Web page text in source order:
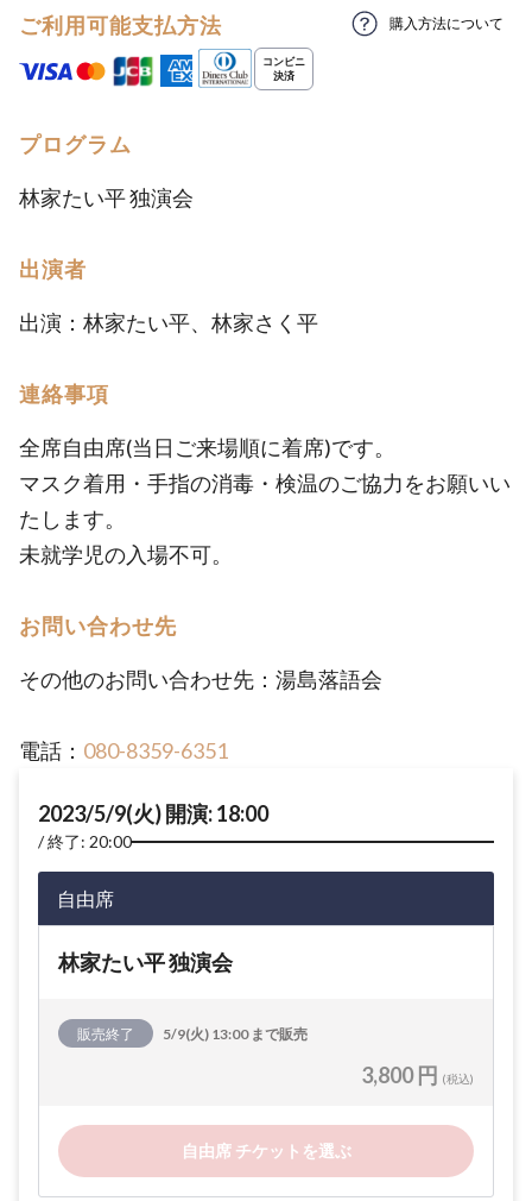
ご利用可能支払方法 購入方法について
プログラム
林家たい平 独演会
出演者
出演：林家たい平、林家さく平
連絡事項
全席自由席(当日ご来場順に着席)です。
マスク着用・手指の消毒・検温のご協力をお願いい
たします。
未就学児の入場不可。
お問い合わせ先
その他のお問い合わせ先：湯島落語会
電話： 080-8359-6351
2023/5/9(火) 開演: 18:00
終了: 20:00
自由席
林家たい平 独演会
販売終了 5/9(火) 13:00 まで販売
3,800 円 (税込)
自由席 チケットを選ぶ